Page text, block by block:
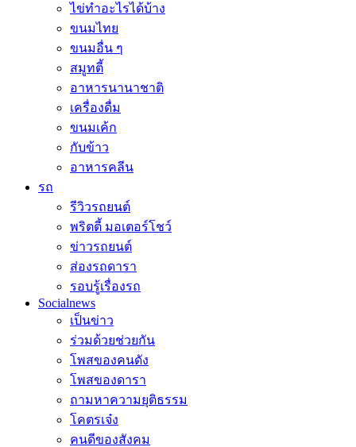
ไข่ทำอะไรได้บ้าง
ขนมไทย
ขนมอื่น ๆ
สมูทตี้
อาหารนานาชาติ
เครื่องดื่ม
ขนมเค้ก
กับข้าว
อาหารคลีน
รถ
รีวิวรถยนต์
พริตตี้ มอเตอร์โชว์
ข่าวรถยนต์
ส่องรถดารา
รอบรู้เรื่องรถ
Socialnews
เป็นข่าว
ร่วมด้วยช่วยกัน
โพสของคนดัง
โพสของดารา
ถามหาความยุติธรรม
โคตรเจ๋ง
คนดีของสังคม